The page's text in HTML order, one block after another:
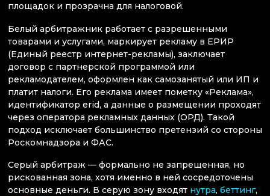
площадок и прозрачна для налоговой.
Белый арбитражник работает с разрешенными
товарами и услугами, маркирует рекламу в ЕРИР
(Единый реестр интернет-рекламы), заключает
договор с партнерской программой или
рекламодателем, оформлен как самозанятый или ИП и
платит налоги. Его реклама имеет пометку «Реклама»,
идентификатор erid, а данные о размещении проходят
через оператора рекламных данных (ОРД). Такой
подход исключает большинство претензий со стороны
Роскомнадзора и ФАС.
Серый арбитраж — формально не запрещенная, но
рискованная зона, хотя именно в ней сосредоточены
основные деньги. В серую зону входят нутра, беттинг,